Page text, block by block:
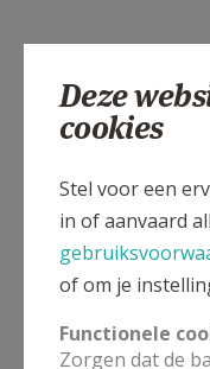
Deze
cookies
Stel voor een
in of aanvaard
of om je
Functionele
Zorgen dat de